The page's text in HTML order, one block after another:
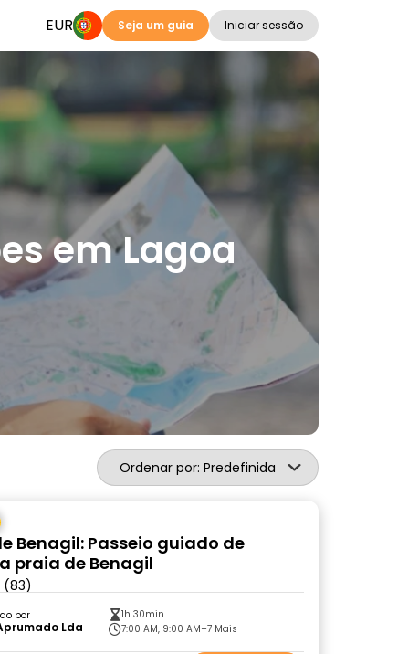
EUR Seja um guia Iniciar sessão
em Lagoa
Ordenar por: Predefinida
Benagil: Passeio guiado de
praia de Benagil
(83)
por
Lda
1h 30min
7:00 AM, 9:00 AM+7 Mais